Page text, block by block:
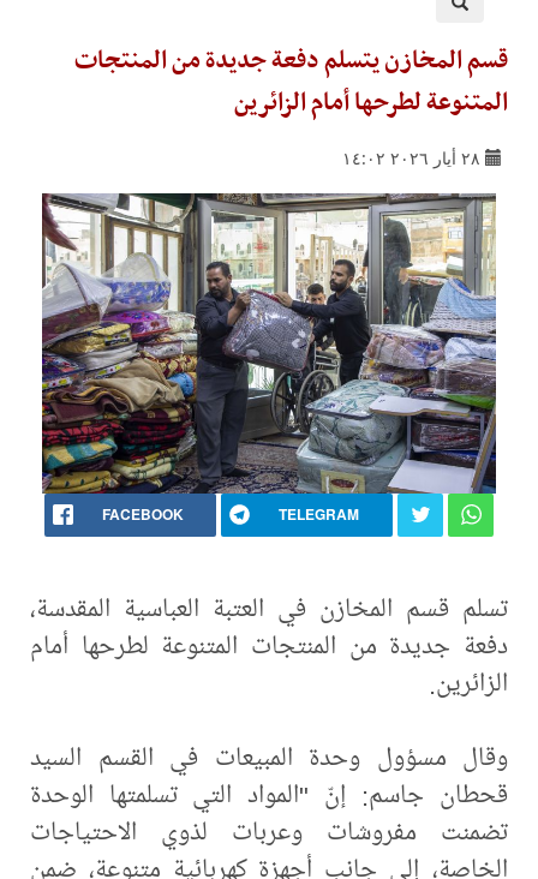
قسم المخازن يتسلم دفعة جديدة من المنتجات
المتنوعة لطرحها أمام الزائرين
٢٨ أيار ٢٠٢٦ ١٤:٠٢
FACEBOOK TELEGRAM
تسلم قسم المخازن في العتبة العباسية المقدسة،
دفعة جديدة من المنتجات المتنوعة لطرحها أمام
الزائرين.
وقال مسؤول وحدة المبيعات في القسم السيد
قحطان جاسم: إنّ "المواد التي تسلمتها الوحدة
تضمنت مفروشات وعربات لذوي الاحتياجات
الخاصة، إلى جانب أجهزة كهربائية متنوعة، ضمن